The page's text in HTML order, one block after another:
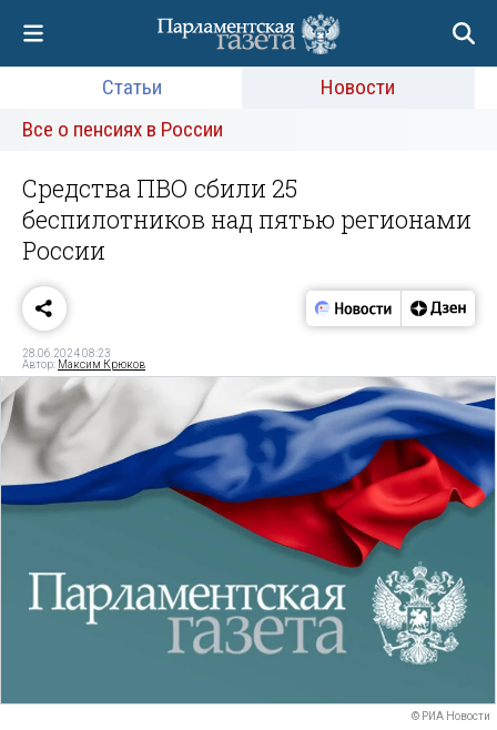
Статьи
Новости
Все о пенсиях в России
Средства ПВО сбили 25
беспилотников над пятью регионами
России
28.06.2024 08:23
Автор: Максим Крюков
© РИА Новости